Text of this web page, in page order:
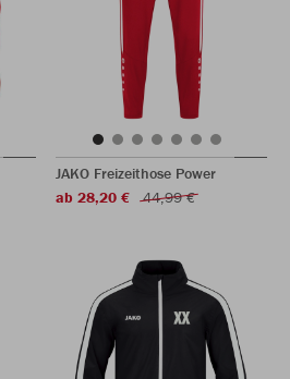
JAKO Freizeithose Power
ab 28,20 €
44,99 €